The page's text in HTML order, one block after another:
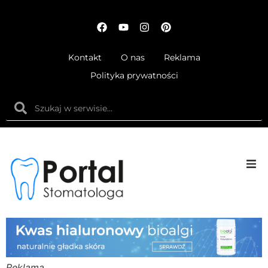
Kontakt O nas
Reklama
Polityka prywatności